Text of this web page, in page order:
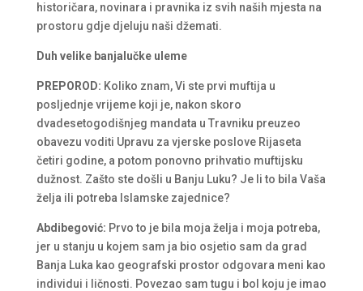
historičara, novinara i pravnika iz svih naših mjesta na
prostoru gdje djeluju naši džemati.
Duh velike banjalučke uleme
PREPOROD: Koliko znam, Vi ste prvi muftija u
posljednje vrijeme koji je, nakon skoro
dvadesetogodišnjeg mandata u Travniku preuzeo
obavezu voditi Upravu za vjerske poslove Rijaseta
četiri godine, a potom ponovno prihvatio muftijsku
dužnost. Zašto ste došli u Banju Luku? Je li to bila Vaša
želja ili potreba Islamske zajednice?
Abdibegović: Prvo to je bila moja želja i moja potreba,
jer u stanju u kojem sam ja bio osjetio sam da grad
Banja Luka kao geografski prostor odgovara meni kao
individui i ličnosti. Povezao sam tugu i bol koju je imao